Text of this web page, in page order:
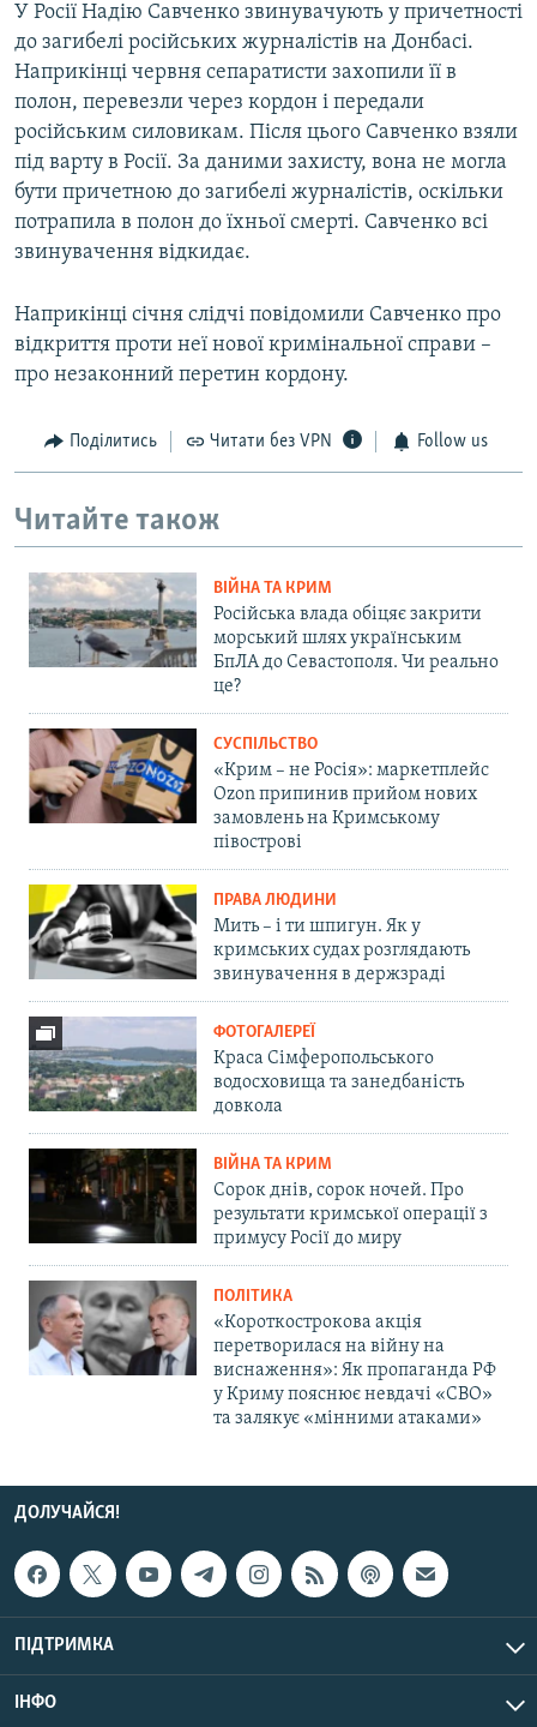
У Росії Надію Савченко звинувачують у причетності
до загибелі російських журналістів на Донбасі.
Наприкінці червня сепаратисти захопили її в
полон, перевезли через кордон і передали
російським силовикам. Після цього Савченко взяли
під варту в Росії. За даними захисту, вона не могла
бути причетною до загибелі журналістів, оскільки
потрапила в полон до їхньої смерті. Савченко всі
звинувачення відкидає.
Наприкінці січня слідчі повідомили Савченко про
відкриття проти неї нової кримінальної справи –
про незаконний перетин кордону.
Поділитись Читати без VPN Follow us
Читайте також
ВІЙНА ТА КРИМ
Російська влада обіцяє закрити
морський шлях українським
БпЛА до Севастополя. Чи реально
це?
СУСПІЛЬСТВО
«Крим – не Росія»: маркетплейс
Ozon припинив прийом нових
замовлень на Кримському
півострові
ПРАВА ЛЮДИНИ
Мить – і ти шпигун. Як у
кримських судах розглядають
звинувачення в держзраді
ФОТОГАЛЕРЕЇ
Краса Сімферопольського
водосховища та занедбаність
довкола
ВІЙНА ТА КРИМ
Сорок днів, сорок ночей. Про
результати кримської операції з
примусу Росії до миру
ПОЛІТИКА
«Короткострокова акція
перетворилася на війну на
виснаження»: Як пропаганда РФ
у Криму пояснює невдачі «СВО»
та залякує «мінними атаками»
ДОЛУЧАЙСЯ!
ПІДТРИМКА
ІНФО